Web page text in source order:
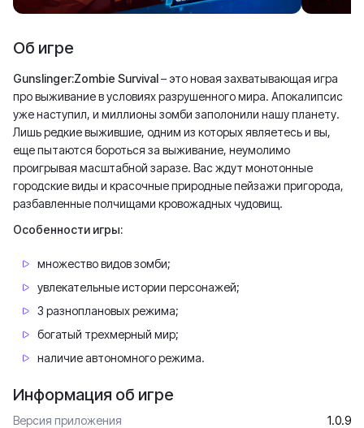
Об игре
Gunslinger:Zombie Survival– это новая захватывающая игра
про выживание в условиях разрушенного мира. Апокалипсис
уже наступил, и миллионы зомби заполонили нашу планету.
Лишь редкие выжившие, одним из которых являетесь и вы,
еще пытаются бороться за выживание, неумолимо
проигрывая масштабной заразе. Вас ждут монотонные
городские виды и красочные природные пейзажи пригорода,
разбавленные полчищами кровожадных чудовищ.
Особенности игры:
множество видов зомби;
увлекательные истории персонажей;
3 разноплановых режима;
богатый трехмерный мир;
наличие автономного режима.
Информация об игре
Версия приложения 1.0.9